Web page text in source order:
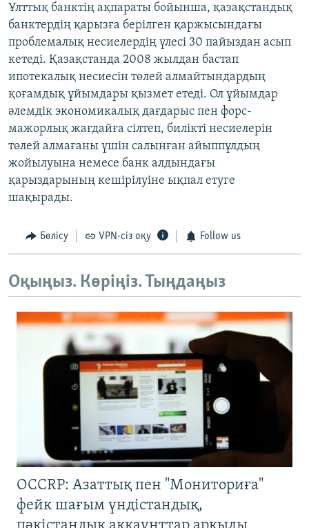
Ұлттық банктің ақпараты бойынша, қазақстандық
банктердің қарызға берілген қаржысындағы
проблемалық несиелердің үлесі 30 пайыздан асып
кетеді. Қазақстанда 2008 жылдан бастап
ипотекалық несиесін төлей алмайтындардың
қоғамдық ұйымдары қызмет етеді. Ол ұйымдар
әлемдік экономикалық дағдарыс пен форс-
мажорлық жағдайға сілтеп, билікті несиелерін
төлей алмағаны үшін салынған айыппұлдың
жойылуына немесе банк алдындағы
қарыздарының кешірілуіне ықпал етуге
шақырады.
Бөлісу VPN-сіз оқу Follow us
Оқыңыз. Көріңіз. Тыңдаңыз
OCCRP: Азаттық пен "Мониториға"
фейк шағым үндістандық,